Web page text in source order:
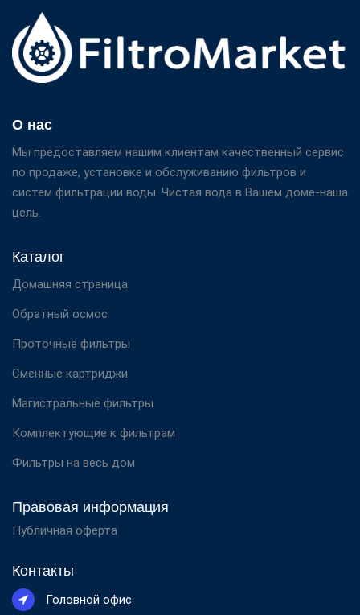
О нас
Мы предоставляем нашим клиентам качественный сервис
по продаже, установке и обслуживанию фильтров и
систем фильтрации воды. Чистая вода в Вашем доме-наша
цель.
Каталог
Домашняя страница
Обратный осмос
Проточные фильтры
Сменные картриджи
Магистральные фильтры
Комплектующие к фильтрам
Фильтры на весь дом
Правовая информация
Публичная оферта
Контакты
Головной офис